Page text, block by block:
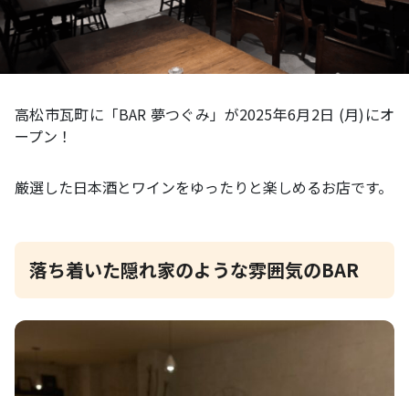
高松市瓦町に「BAR 夢つぐみ」が2025年6月2日 (月)にオ
ープン！
厳選した日本酒とワインをゆったりと楽しめるお店です。
落ち着いた隠れ家のような雰囲気のBAR